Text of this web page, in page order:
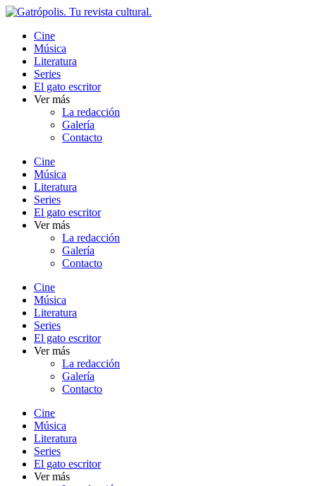
Ir
contenido
Cine
Música
Literatura
Series
El gato escritor
Ver más
La redacción
Galería
Contacto
Cine
Música
Literatura
Series
El gato escritor
Ver más
La redacción
Galería
Contacto
Cine
Música
Literatura
Series
El gato escritor
Ver más
La redacción
Galería
Contacto
Cine
Música
Literatura
Series
El gato escritor
Ver más